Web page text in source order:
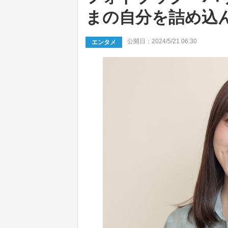
まの自分を詰め込
エンタメ 公開日：2024/5/21 06:30